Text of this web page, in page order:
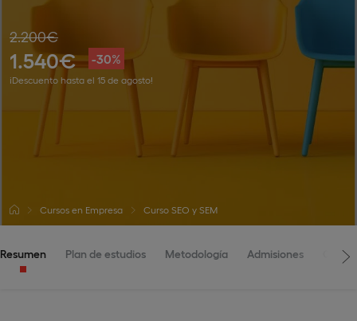
2.200€
1.540€ -30%
¡Descuento hasta el 15 de agosto!
Cursos en Empresa Curso SEO y SEM
Resumen Plan de estudios Metodología Admisiones